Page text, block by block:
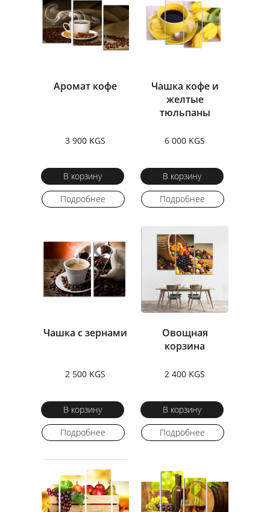
Аромат кофе
3 900 KGS
В корзину
Подробнее
Чашка кофе и
желтые
тюльпаны
6 000 KGS
В корзину
Подробнее
Чашка с зернами
2 500 KGS
В корзину
Подробнее
Овощная
корзина
2 400 KGS
В корзину
Подробнее